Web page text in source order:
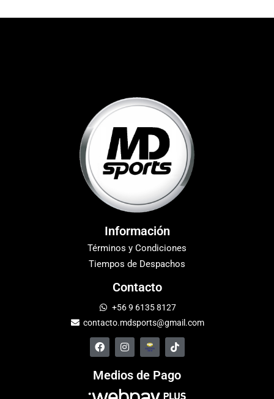
Información
Términos y Condiciones
Tiempos de Despachos
Contacto
+56 9 6135 8127
contacto.mdsports@gmail.com
Medios de Pago